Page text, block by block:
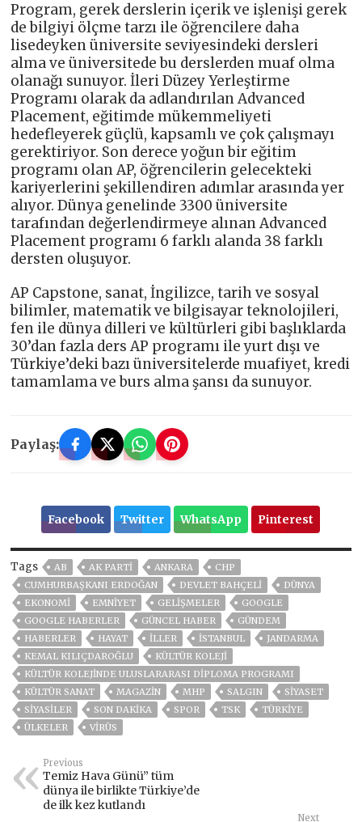
Program, gerek derslerin içerik ve işlenişi gerek
de bilgiyi ölçme tarzı ile öğrencilere daha
lisedeyken üniversite seviyesindeki dersleri
alma ve üniversitede bu derslerden muaf olma
olanağı sunuyor. İleri Düzey Yerleştirme
Programı olarak da adlandırılan Advanced
Placement, eğitimde mükemmeliyeti
hedefleyerek güçlü, kapsamlı ve çok çalışmayı
gerektiriyor. Son derece yoğun bir eğitim
programı olan AP, öğrencilerin gelecekteki
kariyerlerini şekillendiren adımlar arasında yer
alıyor. Dünya genelinde 3300 üniversite
tarafından değerlendirmeye alınan Advanced
Placement programı 6 farklı alanda 38 farklı
dersten oluşuyor.
AP Capstone, sanat, İngilizce, tarih ve sosyal
bilimler, matematik ve bilgisayar teknolojileri,
fen ile dünya dilleri ve kültürleri gibi başlıklarda
30’dan fazla ders AP programı ile yurt dışı ve
Türkiye’deki bazı üniversitelerde muafiyet, kredi
tamamlama ve burs alma şansı da sunuyor.
Paylaş:
Facebook Twitter WhatsApp Pinterest
Tags AB AK PARTİ ANKARA
CHP
CUMHURBAŞKANI ERDOĞAN
DEVLET BAHÇELİ
DÜNYA
EKONOMİ
EMNİYET GELIŞMELER
GOOGLE
GOOGLE HABERLER
GÜNCEL HABER
GÜNDEM
HABERLER
HAYAT İLLER ISTANBUL
JANDARMA
KEMAL KILIÇDAROĞLU
KÜLTÜR KOLEJİ
KÜLTÜR KOLEJİNDE ULUSLARARASI DİPLOMA PROGRAMI
KÜLTÜR SANAT
MAGAZİN MHP SALGIN
SİYASET
SİYASİLER
SON DAKIKA SPOR TSK
TÜRKİYE
ÜLKELER
VIRÜS
Previous
Temiz Hava Günü” tüm
dünya ile birlikte Türkiye’de
de ilk kez kutlandı
Next